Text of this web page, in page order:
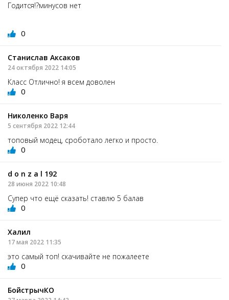
Годится!?минусов нет
0
Станислав Аксаков
24 октября 2022 14:05
Класс Отлично! я всем доволен
0
Николенко Варя
5 сентября 2022 12:44
топовый модец, сроботало легко и просто.
0
d o n z a l 192
28 июня 2022 10:48
Супер что ещё сказать! ставлю 5 балав
0
Халил
17 мая 2022 11:35
это самый топ! скачивайте не пожалеете
0
БойстрычКО